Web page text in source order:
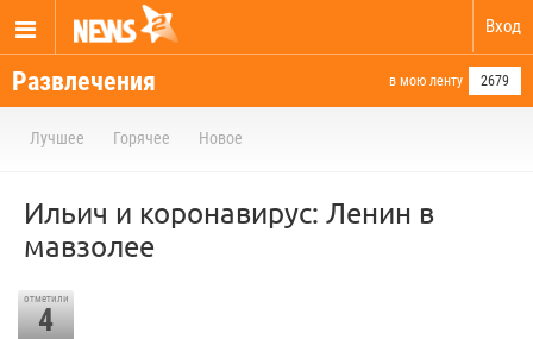
Вход
Развлечения в мою ленту 2679
Лучшее Горячее Новое
Ильич и коронавирус: Ленин в
мавзолее
отметили
4